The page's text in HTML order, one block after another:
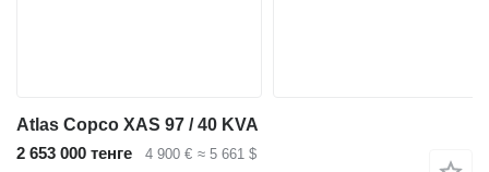
Atlas Copco XAS 97 / 40 KVA
2 653 000 тенге
4 900 € ≈ 5 661 $